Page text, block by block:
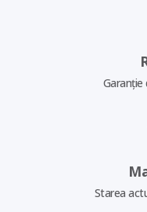
Garanție
Starea